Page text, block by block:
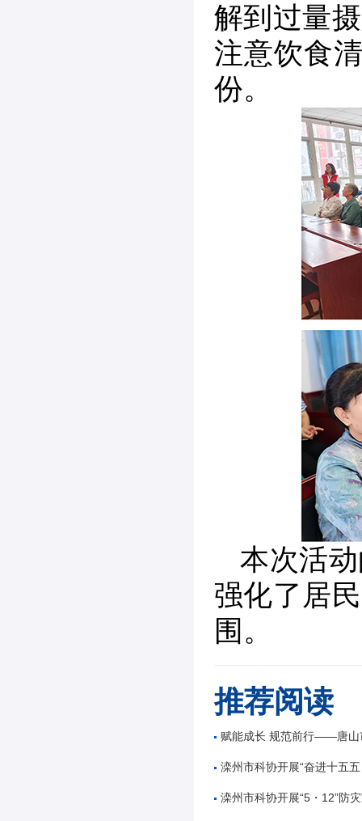
解到过量
注意饮食
份。
本次活
强化了居
围。
推荐阅读
赋能成长 规范前行——唐山市公路学会举办公路工
滦州市科协开展“奋进十五五 科技谱新篇”全国
滦州市科协开展“5・12”防灾减